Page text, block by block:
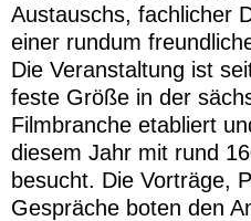
Austauschs, fachlicher
einer rundum
Die Veranstaltung ist
feste Größe in der
Filmbranche etabliert
diesem Jahr mit rund
besucht. Die Vorträge,
Gespräche boten den